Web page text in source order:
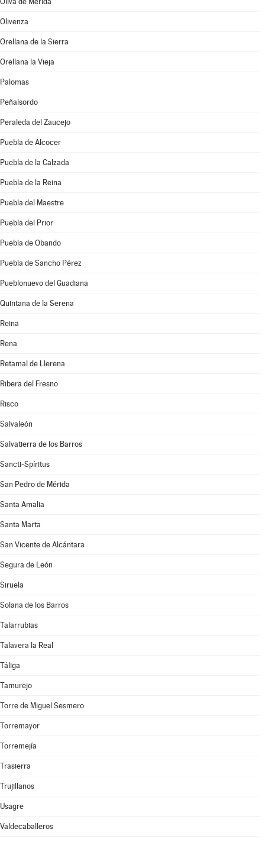
Olivenza
Orellana de la Sierra
Orellana la Vieja
Palomas
Peñalsordo
Peraleda del Zaucejo
Puebla de Alcocer
Puebla de la Calzada
Puebla de la Reina
Puebla del Maestre
Puebla del Prior
Puebla de Obando
Puebla de Sancho Pérez
Pueblonuevo del Guadiana
Quintana de la Serena
Reina
Rena
Retamal de Llerena
Ribera del Fresno
Risco
Salvaleón
Salvatierra de los Barros
Sancti-Spíritus
San Pedro de Mérida
Santa Amalia
Santa Marta
San Vicente de Alcántara
Segura de León
Siruela
Solana de los Barros
Talarrubias
Talavera la Real
Táliga
Tamurejo
Torre de Miguel Sesmero
Torremayor
Torremejía
Trasierra
Trujillanos
Usagre
Valdecaballeros